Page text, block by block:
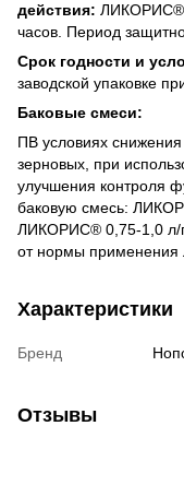
действия: ЛИКОРИС®
часов. Период
Срок годности и
заводской упаковке
Баковые смеси:
ПВ условиях
зерновых, при
улучшения контроля
баковую смесь:
ЛИКОРИС® 0,75-1,0 л/
от нормы применения
Характеристики
Бренд
Отзывы